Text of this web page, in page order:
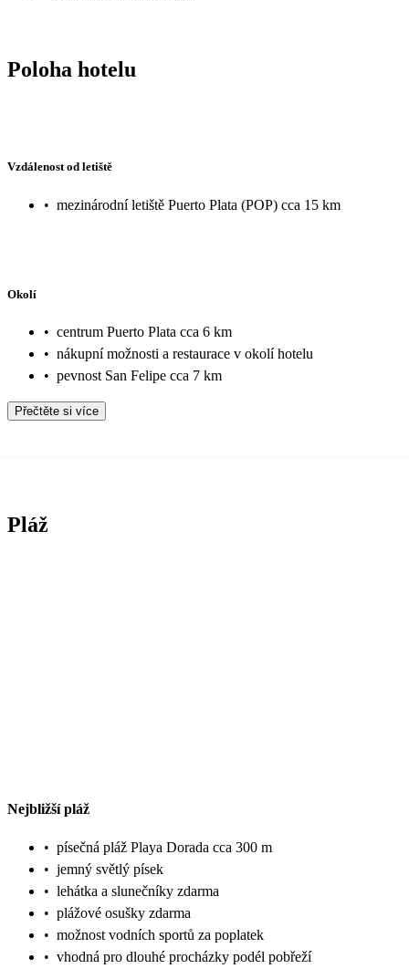
Poloha hotelu
Vzdálenost od letiště
• mezinárodní letiště Puerto Plata (POP) cca 15 km
Okolí
• centrum Puerto Plata cca 6 km
• nákupní možnosti a restaurace v okolí hotelu
• pevnost San Felipe cca 7 km
Přečtěte si více
Pláž
Nejbližší pláž
• písečná pláž Playa Dorada cca 300 m
• jemný světlý písek
• lehátka a slunečníky zdarma
• plážové osušky zdarma
• možnost vodních sportů za poplatek
• vhodná pro dlouhé procházky podél pobřeží